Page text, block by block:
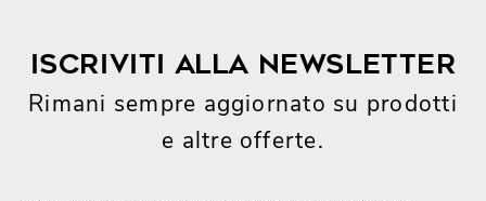
Iscriviti alla newsletter
Rimani sempre aggiornato su prodotti
e altre offerte.